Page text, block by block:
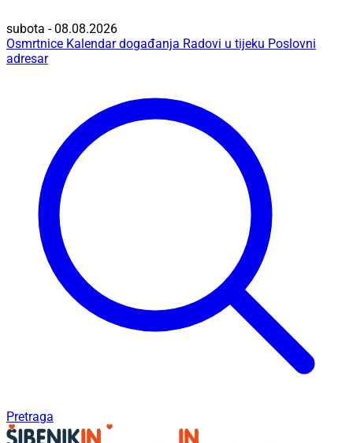
subota - 08.08.2026
Osmrtnice Kalendar događanja Radovi u tijeku Poslovni
adresar
Pretraga